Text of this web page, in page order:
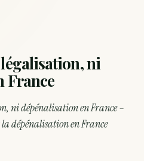
la vaporisation du
RECETTE
légalisation, ni
France
ni dépénalisation en France –
la dépénalisation en France